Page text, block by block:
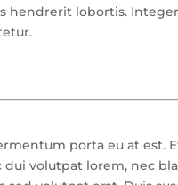
hendrerit lobortis.
porta eu at est.
volutpat lorem, nec